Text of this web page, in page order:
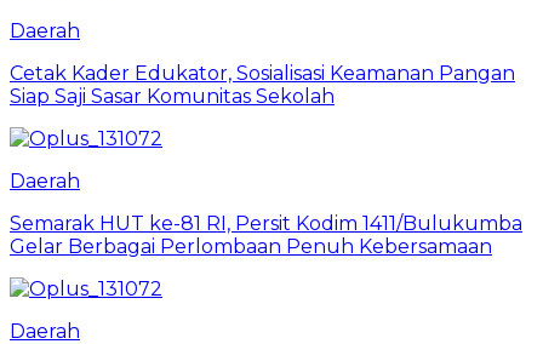
Daerah
Cetak Kader Edukator, Sosialisasi Keamanan Pangan
Siap Saji Sasar Komunitas Sekolah
Daerah
Semarak HUT ke-81 RI, Persit Kodim 1411/Bulukumba
Gelar Berbagai Perlombaan Penuh Kebersamaan
Daerah